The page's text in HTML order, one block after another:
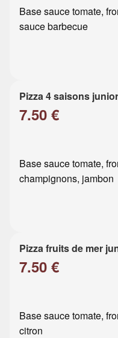
Base sauce tomate,
sauce barbecue
Pizza 4 saisons junior
7.50 €
Base sauce tomate,
champignons, jambon
Pizza fruits de mer
7.50 €
Base sauce tomate,
citron